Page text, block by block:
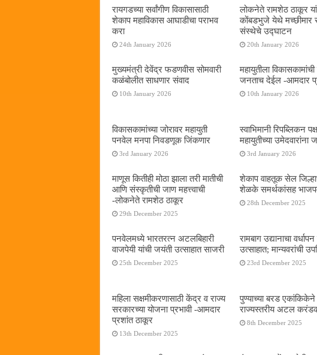
रायगडच्या सर्वांगीण विकासासाठी
शेकाप महाविकास आघाडीचा पराभव
करा
24th January 2026
लोकनेते रामशेठ ठाकूर
कोंबडभुजे येथे मच्छीमार
संस्थेचे उद्घाटन
20th January 2026
मुख्यमंत्री देवेंद्र फडणवीस सोमवारी
कळंबोलीत साधणार संवाद
10th January 2026
महायुतीला विकासकामांची
जनताच देईल -आमदार
10th January 2026
विकासकामांच्या जोरावर महायुती
पनवेल मनपा निवडणूक जिंकणार
3rd January 2026
स्वाभिमानी रिपब्लिकन
महायुतीच्या उमेदवारांना
3rd January 2026
माणूस कितीही मोठा झाला तरी मातीची
आणि संस्कृतीची जाण महत्त्वाची
-लोकनेते रामशेठ ठाकूर
29th December 2025
शेकाप वाहतूक सेल
शेळके समर्थकांसह
28th December 2025
पनवेलमध्ये भारतरत्न अटलबिहारी
वाजपेयी यांची जयंती उत्साहात साजरी
25th December 2025
रामबाग उद्यानाचा
उत्साहात; मान्यवरांची
23rd December 2025
महिला सक्षमीकरणासाठी केंद्र व राज्य
सरकारच्या योजना प्रभावी -आमदार
प्रशांत ठाकूर
13th December 2025
पुण्याच्या बरड एकांकिकेने
राज्यस्तरीय अटल
8th December 2025